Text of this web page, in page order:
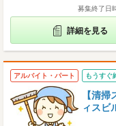
募集終了日
詳細を見る
アルバイト・パート もうすぐ
【清
ィスビ